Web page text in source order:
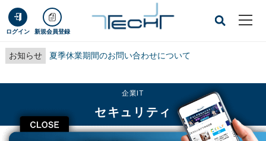
ログイン 新規会員登録
お知らせ 夏季休業期間のお問い合わせについて
CLOSE
企業IT
セキュリティ